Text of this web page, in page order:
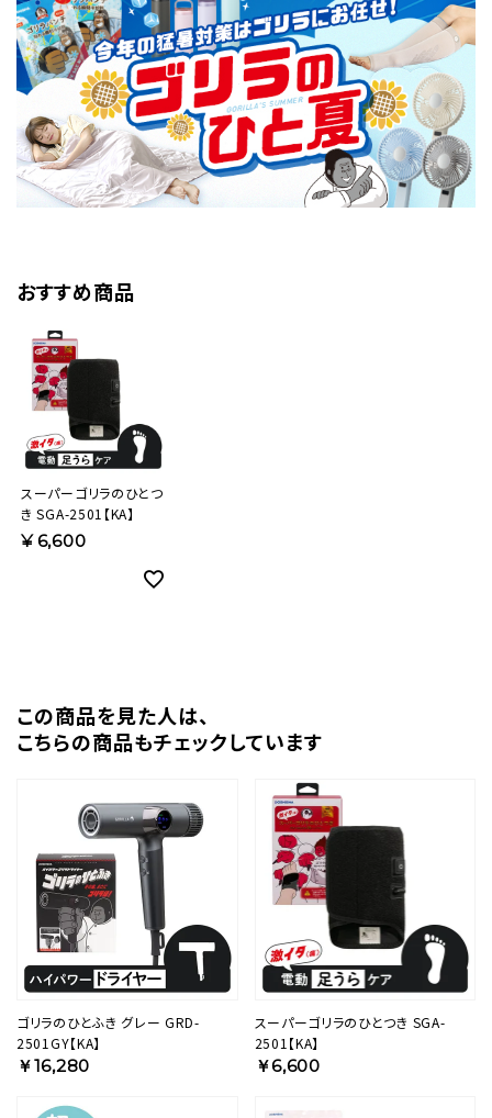
おすすめ商品
スーパーゴリラのひとつ
き SGA-2501【KA】
¥6,600
この商品を⾒た⼈は、
こちらの商品もチェックしています
ゴリラのひとふき グレー GRD-
2501GY【KA】
￥16,280
スーパーゴリラのひとつき SGA-
2501【KA】
￥6,600